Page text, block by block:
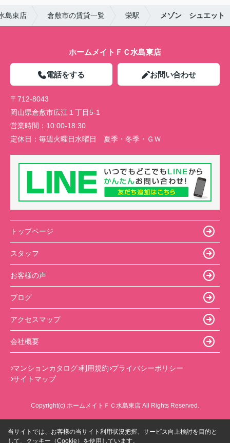
島東店 倉敷市の賃貸一覧 栄駅 メゾン シュエット
ホームメイトＦＣ水島東店
電話をする お問い合わせ
〒712-8043
岡山県倉敷市広江１丁目5-1
営業時間： 10:00-18:30
定休日： 毎週火曜日水曜日 夏季・冬季・ＧＷ
トップページ
スタッフ
お客様の声
ブログ
アクセスマップ
会社概要
マンションカタログ 利用規約 プライバシーポリシー
サイトマップ
Copyright(c) ホームメイトＦＣ水島東店 All Rights Reserved.
当サイトでは、お客様の当サイト利用状況把握、サービス向上検討を目的と
して、クッキー（Cookie）を使用しています。